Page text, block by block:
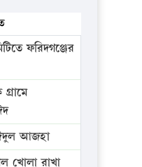
ফরিদগঞ্জের
আজহা
খোলা রাখা